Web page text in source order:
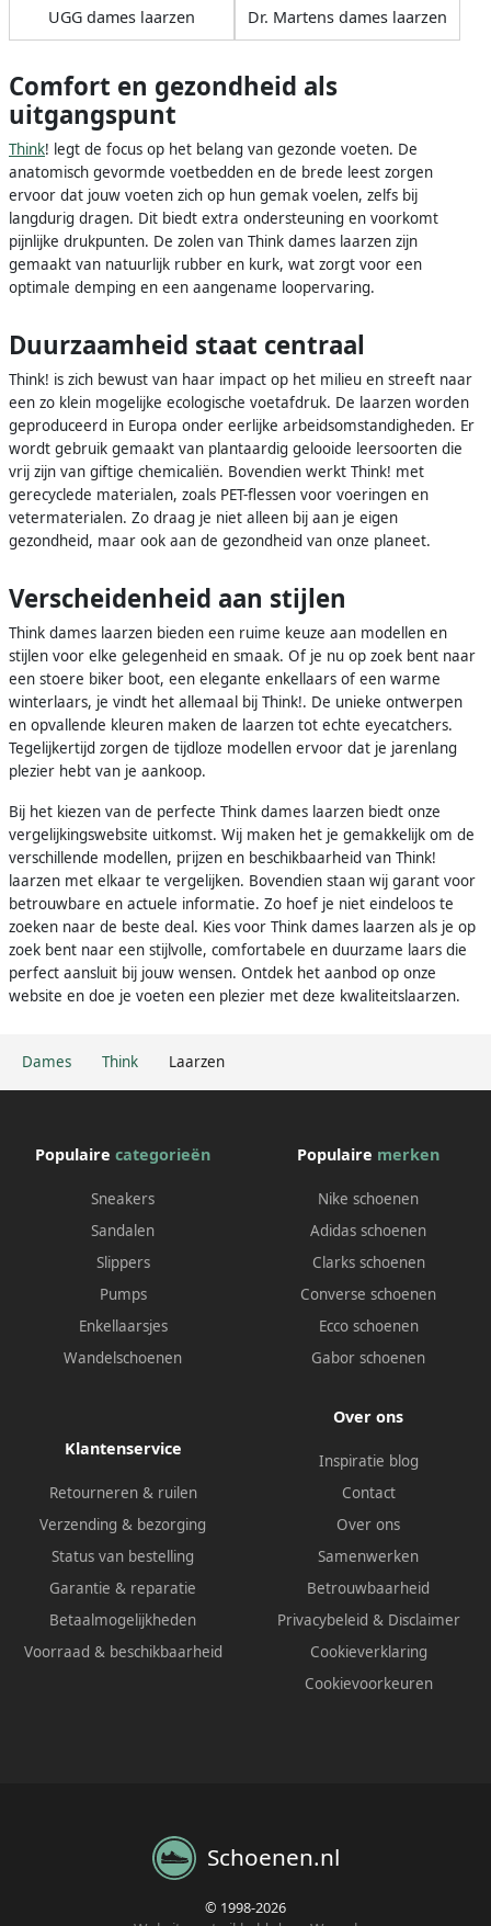
Dames Think Laarzen
UGG dames laarzen Dr. Martens dames laarzen
Comfort en gezondheid als
uitgangspunt
Think! legt de focus op het belang van gezonde voeten. De
anatomisch gevormde voetbedden en de brede leest zorgen
ervoor dat jouw voeten zich op hun gemak voelen, zelfs bij
langdurig dragen. Dit biedt extra ondersteuning en voorkomt
pijnlijke drukpunten. De zolen van Think dames laarzen zijn
gemaakt van natuurlijk rubber en kurk, wat zorgt voor een
optimale demping en een aangename loopervaring.
Duurzaamheid staat centraal
Think! is zich bewust van haar impact op het milieu en streeft naar
een zo klein mogelijke ecologische voetafdruk. De laarzen worden
geproduceerd in Europa onder eerlijke arbeidsomstandigheden. Er
wordt gebruik gemaakt van plantaardig gelooide leersoorten die
vrij zijn van giftige chemicaliën. Bovendien werkt Think! met
gerecyclede materialen, zoals PET-flessen voor voeringen en
vetermaterialen. Zo draag je niet alleen bij aan je eigen
gezondheid, maar ook aan de gezondheid van onze planeet.
Verscheidenheid aan stijlen
Think dames laarzen bieden een ruime keuze aan modellen en
stijlen voor elke gelegenheid en smaak. Of je nu op zoek bent naar
een stoere biker boot, een elegante enkellaars of een warme
winterlaars, je vindt het allemaal bij Think!. De unieke ontwerpen
en opvallende kleuren maken de laarzen tot echte eyecatchers.
Tegelijkertijd zorgen de tijdloze modellen ervoor dat je jarenlang
plezier hebt van je aankoop.
Bij het kiezen van de perfecte Think dames laarzen biedt onze
vergelijkingswebsite uitkomst. Wij maken het je gemakkelijk om de
verschillende modellen, prijzen en beschikbaarheid van Think!
laarzen met elkaar te vergelijken. Bovendien staan wij garant voor
betrouwbare en actuele informatie. Zo hoef je niet eindeloos te
zoeken naar de beste deal. Kies voor Think dames laarzen als je op
zoek bent naar een stijlvolle, comfortabele en duurzame laars die
perfect aansluit bij jouw wensen. Ontdek het aanbod op onze
website en doe je voeten een plezier met deze kwaliteitslaarzen.
Populaire categorieën
Sneakers
Sandalen
Slippers
Pumps
Enkellaarsjes
Wandelschoenen
Populaire merken
Nike schoenen
Adidas schoenen
Clarks schoenen
Converse schoenen
Ecco schoenen
Gabor schoenen
Klantenservice
Retourneren & ruilen
Verzending & bezorging
Status van bestelling
Garantie & reparatie
Betaalmogelijkheden
Voorraad & beschikbaarheid
Over ons
Inspiratie blog
Contact
Over ons
Samenwerken
Betrouwbaarheid
Privacybeleid & Disclaimer
Cookieverklaring
Cookievoorkeuren
Schoenen.nl
© 1998-2026